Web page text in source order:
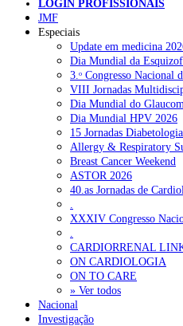
NOTÍCIAS RECENTES
Ministério prepara regras
baixo risco por enfermeiros
Presidente da República
médicos por trabalho
Quase 11.900 jovens
nutricionista no primeiro mês
ULS de Coimbra estreia
apoio robótico em Portugal 7
Enfermeiros exigem
privada da ULS do Algarve
LOGIN PROFISSIONAIS
JMF
Especiais
Update em medicina
Dia Mundial da
3.ᵒ Congresso Nacional
VIII Jornadas
Dia Mundial do
Dia Mundial HPV 2026
15 Jornadas
Allergy & Respiratory
Breast Cancer Weekend
ASTOR 2026
40.as Jornadas de
.
XXXIV Congresso
.
CARDIORRENAL
ON CARDIOLOGIA
ON TO CARE
» Ver todos
Nacional
Investigação